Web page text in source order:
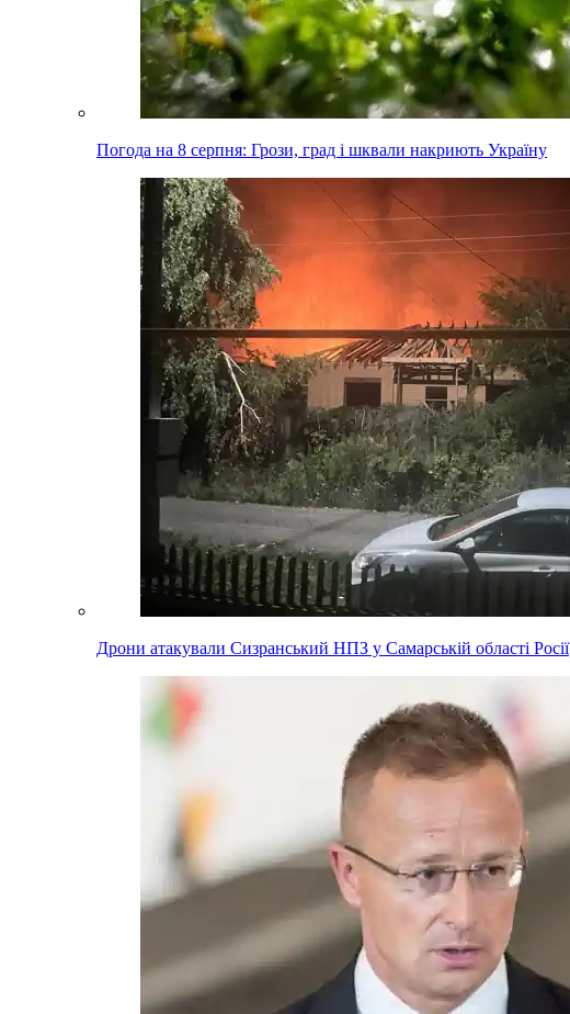
Погода на 8 серпня: Грози, град і шквали накриють Україну
Дрони атакували Сизранський НПЗ у Самарській області Росії